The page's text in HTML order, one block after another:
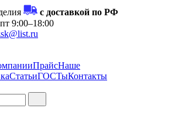
с доставкой по РФ
9:00–18:00
ПрайсНаше
СтатьиГОСТыКонтакты